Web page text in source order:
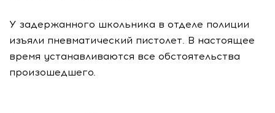
У задержанного школьника в отделе полиции
изъяли пневматический пистолет. В настоящее
время устанавливаются все обстоятельства
произошедшего.